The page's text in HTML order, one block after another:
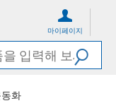
마이페이지
화